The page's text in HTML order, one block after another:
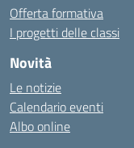
Offerta formativa
I progetti delle classi
Novità
Le notizie
Calendario eventi
Albo online